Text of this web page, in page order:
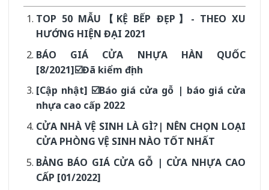
TOP 50 MẪU【KỆ BẾP ĐẸP】- THEO XU
HƯỚNG HIỆN ĐẠI 2021
BÁO GIÁ CỬA NHỰA HÀN QUỐC
[8/2021]☑️Đã kiểm định
[Cập nhật] ☑️Báo giá cửa gỗ | báo giá cửa
nhựa cao cấp 2022
CỬA NHÀ VỆ SINH LÀ GÌ?| NÊN CHỌN LOẠI
CỬA PHÒNG VỆ SINH NÀO TỐT NHẤT
BẢNG BÁO GIÁ CỬA GỖ | CỬA NHỰA CAO
CẤP [01/2022]